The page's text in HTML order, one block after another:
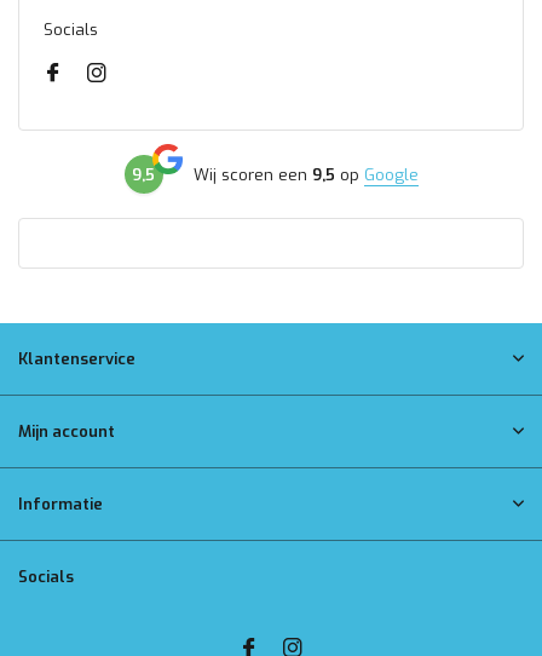
Socials
9,5 Wij scoren een 9,5 op Google
Klantenservice
Mijn account
Informatie
Socials